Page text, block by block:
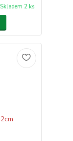
Skladem 2 ks